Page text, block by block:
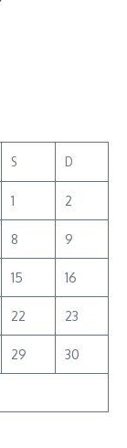
S D
1 2
8 9
15 16
22 23
29 30